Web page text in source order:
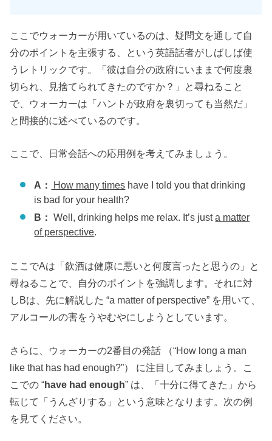
ここでウォーカーが用いているのは、疑問文を通して自
分のポイントを主張する、という英語話者がしばしば使
うレトリックです。「彼は自分の政府にいままで何度裏
切られ、見捨てられてきたのですか？」と尋ねること
で、ウォーカーは「ハントが政府を裏切っても当然だ」
と間接的に述べているのです。
ここで、日常会話への応用例を考えてみましょう。
A： How many times have I told you that drinking
is bad for your health?
B： Well, drinking helps me relax. It’s justa matter
of perspective.
ここでAは「飲酒は健康に悪いと何度言ったと思うの」と
尋ねることで、自分のポイントを強調します。それに対
しBは、先に解説した “a matter of perspective” を用いて、
アルコールの害をうやむやにしようとしています。
さらに、ウォーカーの2番目の発話 （“How long a man
like that has had enough?”） に注目してみましょう。こ
こでの “have had enough” は、「十分に得てきた」から
転じて「うんざりする」という意味となります。次の例
を見てください。